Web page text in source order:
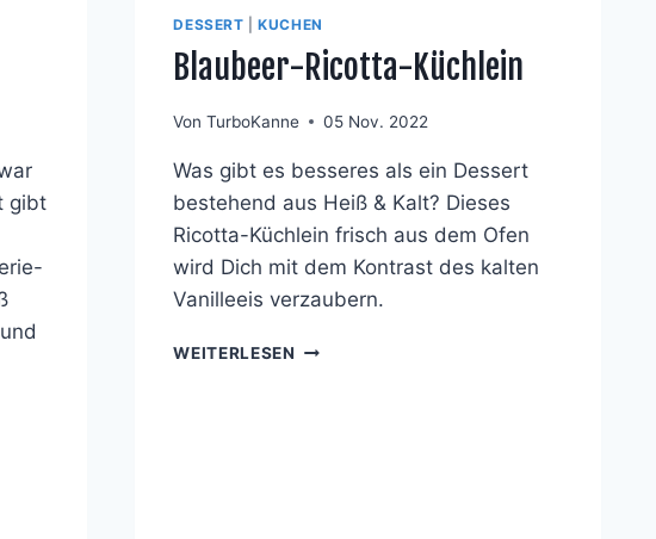
gibt
DESSERT |KUCHEN
Blaubeer-Ricotta-Küchlein
Von TurboKanne 05 Nov. 2022
Was gibt es besseres als ein Dessert
bestehend aus Heiß & Kalt? Dieses
Ricotta-Küchlein frisch aus dem Ofen
wird Dich mit dem Kontrast des kalten
Vanilleeis verzaubern.
WEITERLESEN BLAUBEER-